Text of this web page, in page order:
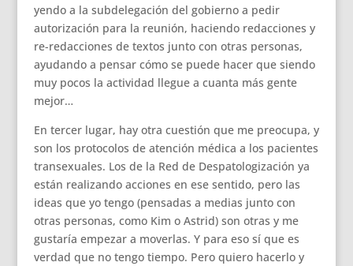
yendo a la subdelegación del gobierno a pedir
autorización para la reunión, haciendo redacciones y
re-redacciones de textos junto con otras personas,
ayudando a pensar cómo se puede hacer que siendo
muy pocos la actividad llegue a cuanta más gente
mejor…
En tercer lugar, hay otra cuestión que me preocupa, y
son los protocolos de atención médica a los pacientes
transexuales. Los de la Red de Despatologización ya
están realizando acciones en ese sentido, pero las
ideas que yo tengo (pensadas a medias junto con
otras personas, como Kim o Astrid) son otras y me
gustaría empezar a moverlas. Y para eso sí que es
verdad que no tengo tiempo. Pero quiero hacerlo y